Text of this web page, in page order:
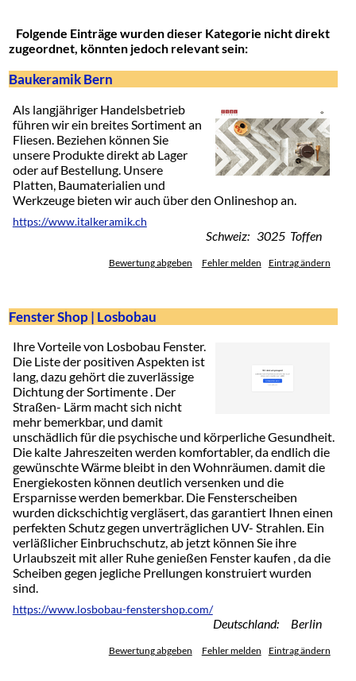
Folgende Einträge wurden dieser Kategorie nicht direkt
zugeordnet, könnten jedoch relevant sein:
Baukeramik Bern
Als langjähriger Handelsbetrieb
führen wir ein breites Sortiment an
Fliesen. Beziehen können Sie
unsere Produkte direkt ab Lager
oder auf Bestellung. Unsere
Platten, Baumaterialien und
Werkzeuge bieten wir auch über den Onlineshop an.
https://www.italkeramik.ch
Schweiz: 3025 Toffen
Bewertung abgeben Fehler melden Eintrag ändern
Fenster Shop | Losbobau
Ihre Vorteile von Losbobau Fenster.
Die Liste der positiven Aspekten ist
lang, dazu gehört die zuverlässige
Dichtung der Sortimente . Der
Straßen- Lärm macht sich nicht
mehr bemerkbar, und damit
unschädlich für die psychische und körperliche Gesundheit.
Die kalte Jahreszeiten werden komfortabler, da endlich die
gewünschte Wärme bleibt in den Wohnräumen. damit die
Energiekosten können deutlich versenken und die
Ersparnisse werden bemerkbar. Die Fensterscheiben
wurden dickschichtig vergläsert, das garantiert Ihnen einen
perfekten Schutz gegen unverträglichen UV- Strahlen. Ein
verläßlicher Einbruchschutz, ab jetzt können Sie ihre
Urlaubszeit mit aller Ruhe genießen Fenster kaufen , da die
Scheiben gegen jegliche Prellungen konstruiert wurden
sind.
https://www.losbobau-fenstershop.com/
Deutschland: Berlin
Bewertung abgeben Fehler melden Eintrag ändern